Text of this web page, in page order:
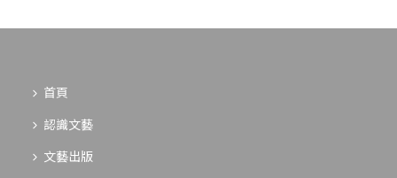
首頁
認識文藝
文藝出版